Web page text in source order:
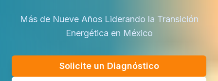
Más de Nueve Años Liderando la Transición
Energética en México
Solicite un Diagnóstico